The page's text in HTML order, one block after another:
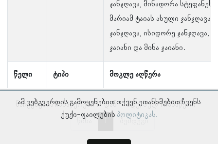
წელი ტიპი მოკლე აღწერა
ჯანჯღავა, მინადორა სტეფანეს
მარიამ ტაიას ასული ჯანჯღავა,
ჯანჯღავა, ისიდორე ჯანჯღავა,
ჯაიანი და მინა ჯაიანი.
ნაჩვენებია ჩანაწერები 1–დან 1–მდე, სულ 1 ჩანაწერი
წინა
შემდეგი
ამ ვებგვერდის გამოყენებით თქვენ ეთანხმებით ჩვენს
ქუქი-ფაილების პოლიტიკას.